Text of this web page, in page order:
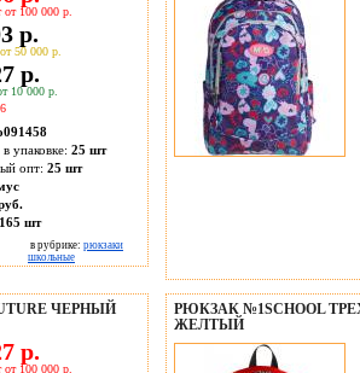
100 000 р.
р.
50 000 р.
р.
10 000 р.
упаковке: 25 шт
опт: 25 шт
165 шт
в рубрике: рюкзаки
школьные
ЧЕРНЫЙ
р.
100 000 р.
РЮКЗАК №1SCHOOL
ЖЕЛТЫЙ